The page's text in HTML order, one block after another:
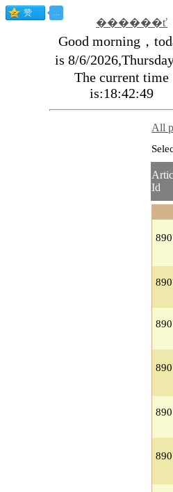
������ť
Good morning，
is 8/6/
The current time
is:18:42:49
All
Id